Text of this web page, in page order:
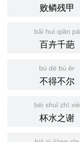
败鳞残甲
bǎi huì qiān pā
百卉千葩
bù dé bù ěr
不得不尔
bēi shuǐ zhī xiè
杯水之谢